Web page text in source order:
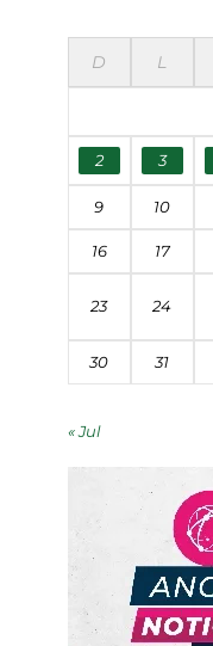
D L
2 3
9 10
16 17
23 24
30 31
« Jul